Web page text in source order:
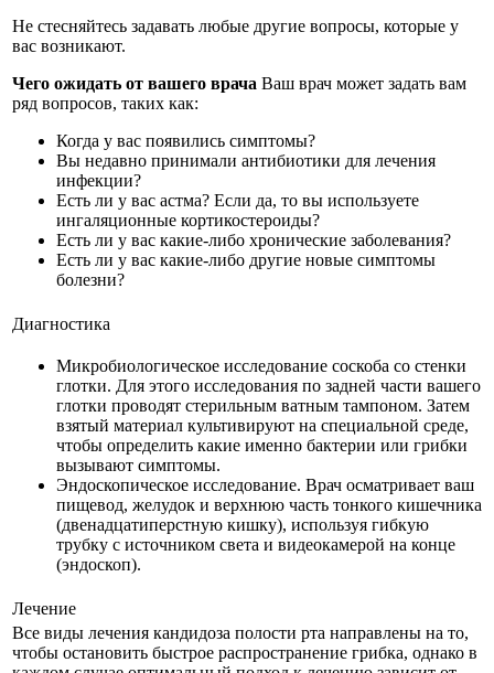
Не стесняйтесь задавать любые другие вопросы, которые у
вас возникают.
Чего ожидать от вашего врача Ваш врач может задать вам
ряд вопросов, таких как:
Когда у вас появились симптомы?
Вы недавно принимали антибиотики для лечения
инфекции?
Есть ли у вас астма? Если да, то вы используете
ингаляционные кортикостероиды?
Есть ли у вас какие-либо хронические заболевания?
Есть ли у вас какие-либо другие новые симптомы
болезни?
Диагностика
Микробиологическое исследование соскоба со стенки
глотки. Для этого исследования по задней части вашего
глотки проводят стерильным ватным тампоном. Затем
взятый материал культивируют на специальной среде,
чтобы определить какие именно бактерии или грибки
вызывают симптомы.
Эндоскопическое исследование. Врач осматривает ваш
пищевод, желудок и верхнюю часть тонкого кишечника
(двенадцатиперстную кишку), используя гибкую
трубку с источником света и видеокамерой на конце
(эндоскоп).
Лечение
Все виды лечения кандидоза полости рта направлены на то,
чтобы остановить быстрое распространение грибка, однако в